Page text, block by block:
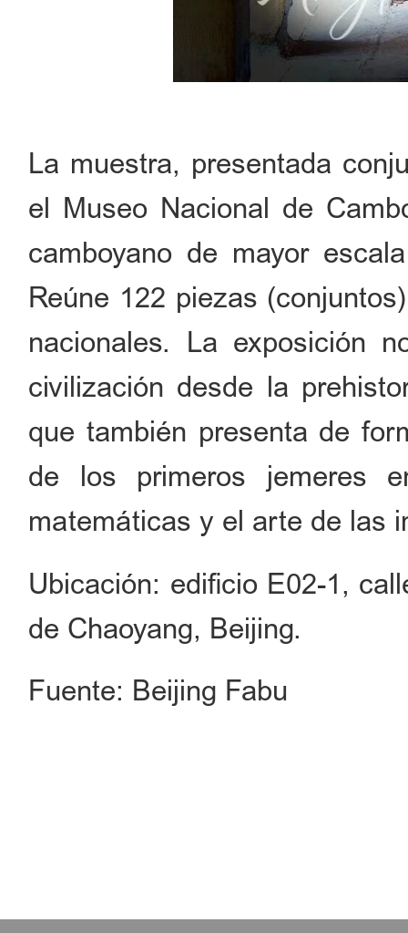
La muestra, presentada
el Museo Nacional de
camboyano de mayor
Reúne 122 piezas
nacionales. La exposición
civilización desde la
que también presenta de
de los primeros jemeres
matemáticas y el arte de las
Ubicación: edificio E02-1,
de Chaoyang, Beijing.
Fuente: Beijing Fabu